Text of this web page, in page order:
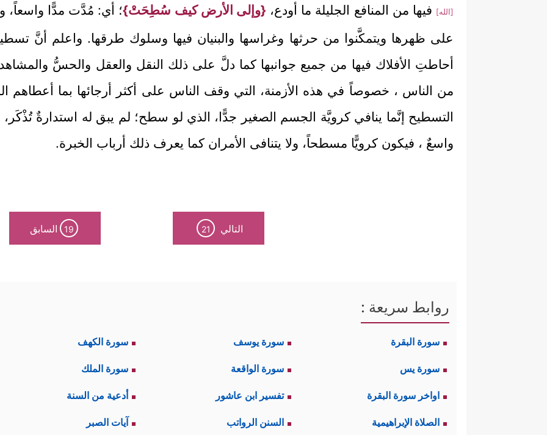
[الله] فيها من المنافع الجليلة ما أودع، {وإلى الأرض كيف سُطِحَتْ}؛ أي: مُدَّت مدًّا واسعاً،
على ظهرها ويتمكَّنوا من حرثها وغراسها والبنيان فيها وسلوك طرقها. واعلم أنَّ
أحاطتِ الأفلاك فيها من جميع جوانبها كما دلَّ على ذلك النقل والعقل والحسُّ
من الناس ، خصوصاً في هذه الأزمنة، التي وقف الناس على أكثر أرجائها بما أعطاهم
التسطيح إنَّما ينافي كرويَّة الجسم الصغير جدًّا، الذي لو سطح؛ لم يبق له استدارةٌ
واسعٌ ، فيكون كرويًّا مسطحاً، ولا يتنافى الأمران كما يعرف ذلك أرباب الخبرة.
التالي 21
19 السابق
روابط سريعة :
سورة البقرة سورة يوسف سورة الكهف
سورة يس سورة الواقعة سورة الملك
اواخر سورة البقرة تفسير ابن عاشور أدعية من السنة
الصلاة الإبراهيمية السنن الرواتب آيات الصبر